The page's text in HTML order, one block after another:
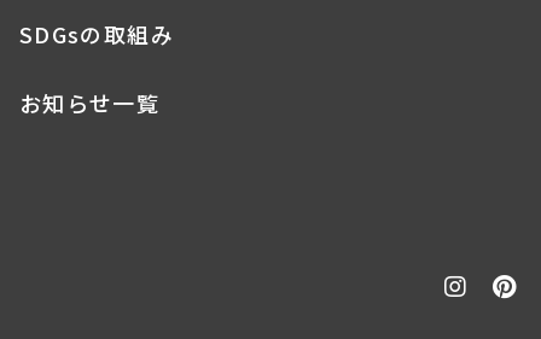
SDGsの取組み
お知らせ一覧